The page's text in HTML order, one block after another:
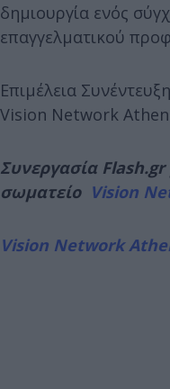
δημιουργία ενός
επαγγελματικού
Επιμέλεια
Vision Network
Συνεργασία
σωματείο Vision
Vision Network